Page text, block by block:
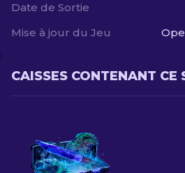
Date de Sortie
Mise à jour du Jeu
CAISSES CONTENANT CE